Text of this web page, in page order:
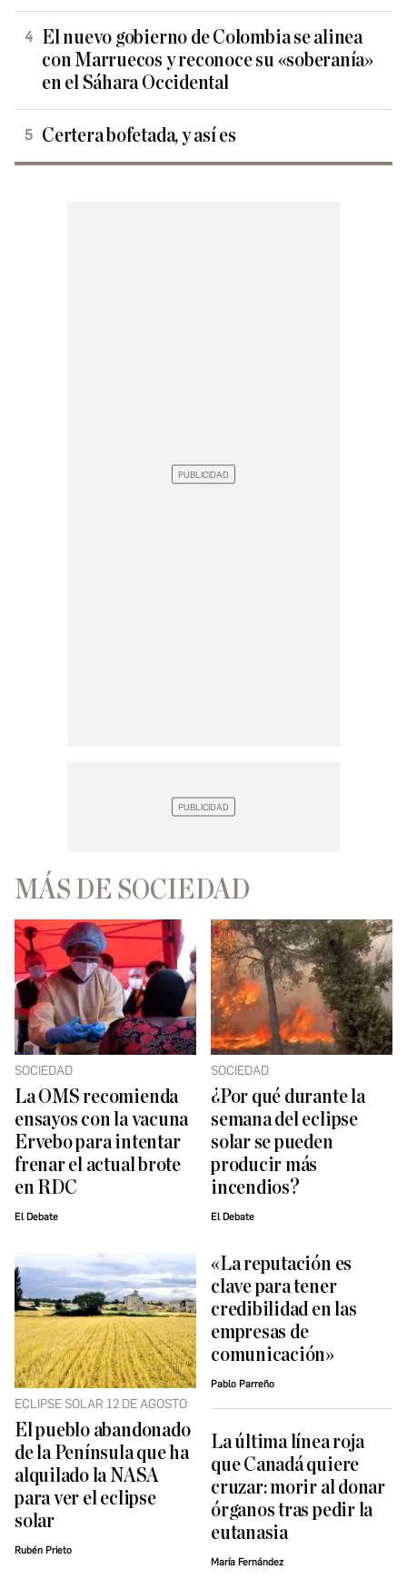
El nuevo gobierno de Colombia se alinea
con Marruecos y reconoce su «soberanía»
en el Sáhara Occidental
Certera bofetada, y así es
MÁS DE SOCIEDAD
SOCIEDAD
La OMS recomienda
ensayos con la vacuna
Ervebo para intentar
frenar el actual brote
en RDC
El Debate
SOCIEDAD
¿Por qué durante la
semana del eclipse
solar se pueden
producir más
incendios?
El Debate
ECLIPSE SOLAR 12 DE AGOSTO
El pueblo abandonado
de la Península que ha
alquilado la NASA
para ver el eclipse
solar
Rubén Prieto
«La reputación es
clave para tener
credibilidad en las
empresas de
comunicación»
Pablo Parreño
La última línea roja
que Canadá quiere
cruzar: morir al donar
órganos tras pedir la
eutanasia
María Fernández